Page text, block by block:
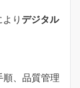
り デジタル
、品質管理